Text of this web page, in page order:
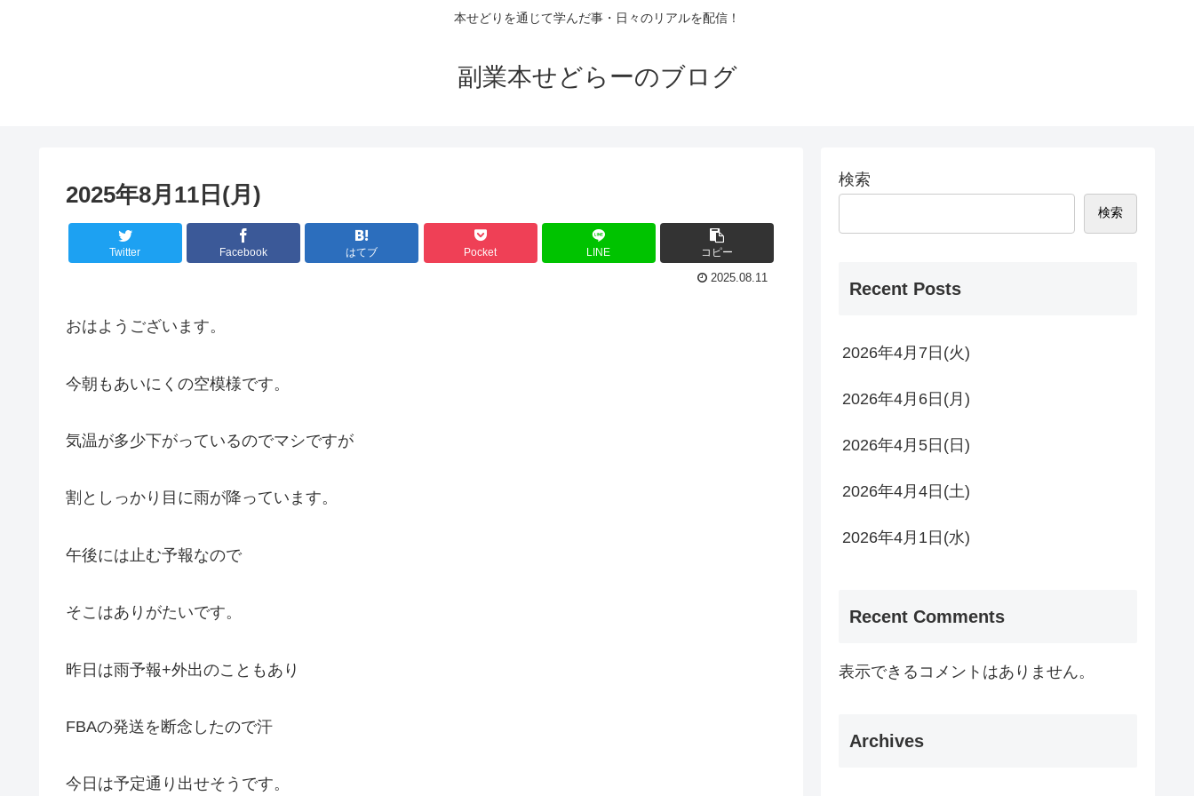
本せどりを通じて学んだ事・日々のリアルを配信！
副業本せどらーのブログ
2025年8月11日(月)
Twitter Facebook はてブ Pocket LINE コピー
2025.08.11
おはようございます。
今朝もあいにくの空模様です。
気温が多少下がっているのでマシですが
割としっかり目に雨が降っています。
午後には止む予報なので
そこはありがたいです。
昨日は雨予報+外出のこともあり
FBAの発送を断念したので汗
今日は予定通り出せそうです。
検索
検索
Recent Posts
2026年4月7日(火)
2026年4月6日(月)
2026年4月5日(日)
2026年4月4日(土)
2026年4月1日(水)
Recent Comments
表示できるコメントはありません。
Archives